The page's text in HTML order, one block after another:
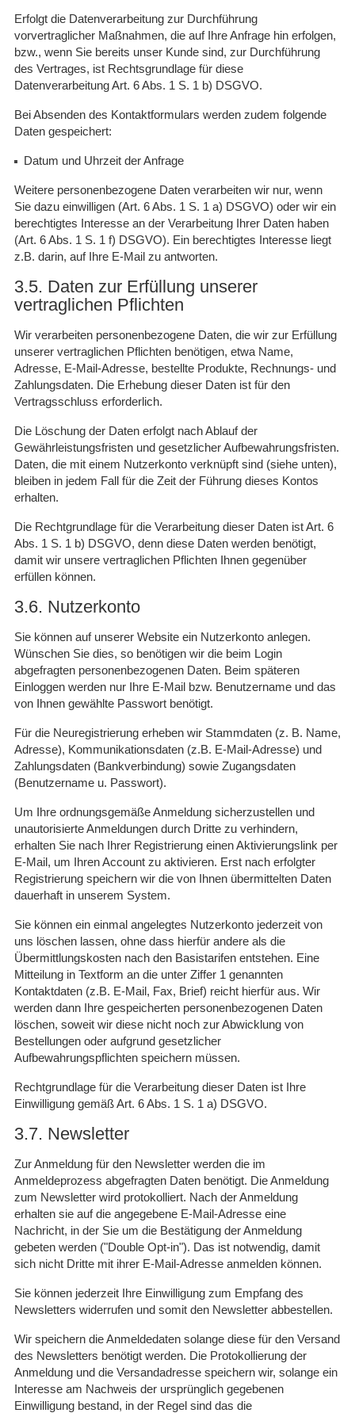
Erfolgt die Datenverarbeitung zur Durchführung
vorvertraglicher Maßnahmen, die auf Ihre Anfrage hin erfolgen,
bzw., wenn Sie bereits unser Kunde sind, zur Durchführung
des Vertrages, ist Rechtsgrundlage für diese
Datenverarbeitung Art. 6 Abs. 1 S. 1 b) DSGVO.
Bei Absenden des Kontaktformulars werden zudem folgende
Daten gespeichert:
Datum und Uhrzeit der Anfrage
Weitere personenbezogene Daten verarbeiten wir nur, wenn
Sie dazu einwilligen (Art. 6 Abs. 1 S. 1 a) DSGVO) oder wir ein
berechtigtes Interesse an der Verarbeitung Ihrer Daten haben
(Art. 6 Abs. 1 S. 1 f) DSGVO). Ein berechtigtes Interesse liegt
z.B. darin, auf Ihre E-Mail zu antworten.
3.5. Daten zur Erfüllung unserer
vertraglichen Pflichten
Wir verarbeiten personenbezogene Daten, die wir zur Erfüllung
unserer vertraglichen Pflichten benötigen, etwa Name,
Adresse, E-Mail-Adresse, bestellte Produkte, Rechnungs- und
Zahlungsdaten. Die Erhebung dieser Daten ist für den
Vertragsschluss erforderlich.
Die Löschung der Daten erfolgt nach Ablauf der
Gewährleistungsfristen und gesetzlicher Aufbewahrungsfristen.
Daten, die mit einem Nutzerkonto verknüpft sind (siehe unten),
bleiben in jedem Fall für die Zeit der Führung dieses Kontos
erhalten.
Die Rechtgrundlage für die Verarbeitung dieser Daten ist Art. 6
Abs. 1 S. 1 b) DSGVO, denn diese Daten werden benötigt,
damit wir unsere vertraglichen Pflichten Ihnen gegenüber
erfüllen können.
3.6. Nutzerkonto
Sie können auf unserer Website ein Nutzerkonto anlegen.
Wünschen Sie dies, so benötigen wir die beim Login
abgefragten personenbezogenen Daten. Beim späteren
Einloggen werden nur Ihre E-Mail bzw. Benutzername und das
von Ihnen gewählte Passwort benötigt.
Für die Neuregistrierung erheben wir Stammdaten (z. B. Name,
Adresse), Kommunikationsdaten (z.B. E-Mail-Adresse) und
Zahlungsdaten (Bankverbindung) sowie Zugangsdaten
(Benutzername u. Passwort).
Um Ihre ordnungsgemäße Anmeldung sicherzustellen und
unautorisierte Anmeldungen durch Dritte zu verhindern,
erhalten Sie nach Ihrer Registrierung einen Aktivierungslink per
E-Mail, um Ihren Account zu aktivieren. Erst nach erfolgter
Registrierung speichern wir die von Ihnen übermittelten Daten
dauerhaft in unserem System.
Sie können ein einmal angelegtes Nutzerkonto jederzeit von
uns löschen lassen, ohne dass hierfür andere als die
Übermittlungskosten nach den Basistarifen entstehen. Eine
Mitteilung in Textform an die unter Ziffer 1 genannten
Kontaktdaten (z.B. E-Mail, Fax, Brief) reicht hierfür aus. Wir
werden dann Ihre gespeicherten personenbezogenen Daten
löschen, soweit wir diese nicht noch zur Abwicklung von
Bestellungen oder aufgrund gesetzlicher
Aufbewahrungspflichten speichern müssen.
Rechtgrundlage für die Verarbeitung dieser Daten ist Ihre
Einwilligung gemäß Art. 6 Abs. 1 S. 1 a) DSGVO.
3.7. Newsletter
Zur Anmeldung für den Newsletter werden die im
Anmeldeprozess abgefragten Daten benötigt. Die Anmeldung
zum Newsletter wird protokolliert. Nach der Anmeldung
erhalten sie auf die angegebene E-Mail-Adresse eine
Nachricht, in der Sie um die Bestätigung der Anmeldung
gebeten werden ("Double Opt-in"). Das ist notwendig, damit
sich nicht Dritte mit ihrer E-Mail-Adresse anmelden können.
Sie können jederzeit Ihre Einwilligung zum Empfang des
Newsletters widerrufen und somit den Newsletter abbestellen.
Wir speichern die Anmeldedaten solange diese für den Versand
des Newsletters benötigt werden. Die Protokollierung der
Anmeldung und die Versandadresse speichern wir, solange ein
Interesse am Nachweis der ursprünglich gegebenen
Einwilligung bestand, in der Regel sind das die